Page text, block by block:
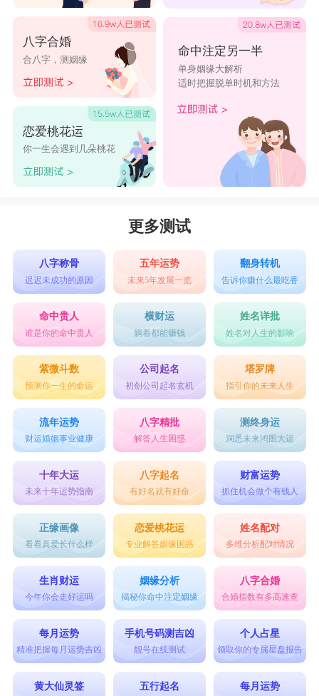
八字合婚
合八字，测姻缘
恋爱桃花运
你一生会遇到几朵桃花
命中注定另一半
单身姻缘大解析
适时把握脱单时机和方法
更多测试
八字称骨
迟迟未成功的原因
五年运势
未来5年发展一览
翻身转机
告诉你赚什么最吃香
命中贵人
谁是你的命中贵人
横财运
躺着都能赚钱
姓名详批
姓名对人生的影响
紫微斗数
预测你一生的命运
公司起名
初创公司起名玄机
塔罗牌
指引你的未来人生
流年运势
财运婚姻事业健康
八字精批
解答人生困惑
测终身运
洞悉未来鸿图大运
十年大运
未来十年运势指南
八字起名
有好名就有好命
财富运势
抓住机会做个有钱人
正缘画像
看看真爱长什么样
恋爱桃花运
专业解答姻缘困惑
姓名配对
多维分析配对情况
生肖财运
今年你会走好运吗
姻缘分析
揭秘你命中注定姻缘
八字合婚
合婚指数有多高速查
每月运势
精准把握每月运势吉凶
手机号码测吉凶
靓号在线测试
个人占星
领取你的专属星盘报告
黄大仙灵签 五行起名 每月运势